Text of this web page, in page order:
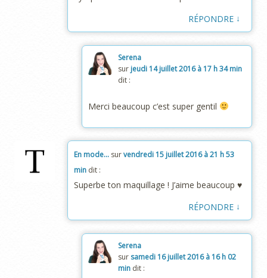
RÉPONDRE ↓
Serena
sur jeudi 14 juillet 2016 à 17 h 34 min
dit :
Merci beaucoup c’est super gentil
En mode... survendredi 15 juillet 2016 à 21 h 53
min dit :
Superbe ton maquillage ! J’aime beaucoup ♥
RÉPONDRE ↓
Serena
sur samedi 16 juillet 2016 à 16 h 02
min dit :